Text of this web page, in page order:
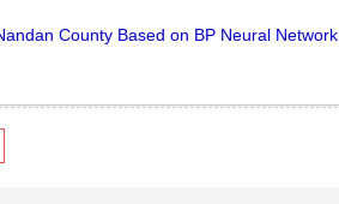
County Based on BP Neural Network